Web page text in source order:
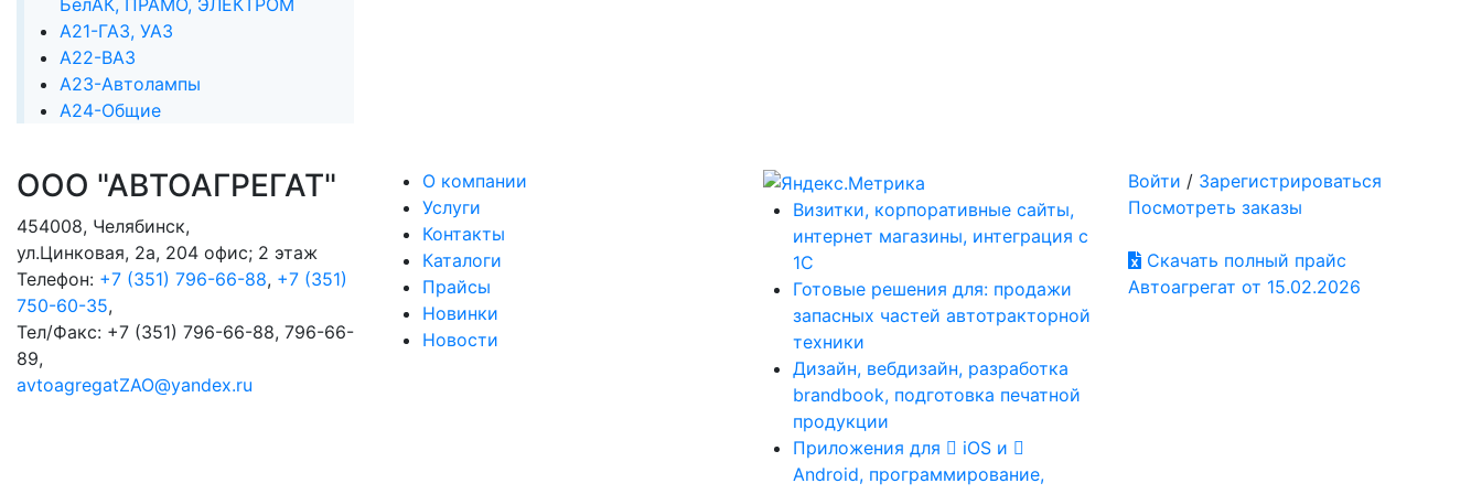
БелАК, ПРАМО, ЭЛЕКТРОМ
А21-ГАЗ, УАЗ
А22-ВАЗ
А23-Автолампы
А24-Общие
ООО "АВТОАГРЕГАТ"
454008, Челябинск,
ул.Цинковая, 2а, 204 офис; 2 этаж
Телефон: +7 (351) 796-66-88, +7 (351)
750-60-35,
Тел/Факс: +7 (351) 796-66-88, 796-66-
89,
avtoagregatZAO@yandex.ru
О компании
Услуги
Контакты
Каталоги
Прайсы
Новинки
Новости
Визитки, корпоративные сайты,
интернет магазины, интеграция с
1С
Готовые решения для: продажи
запасных частей автотракторной
техники
Дизайн, вебдизайн, разработка
brandbook, подготовка печатной
продукции
Приложения для
iOS и
Android, программирование,
Войти / Зарегистрироваться
Посмотреть заказы
Скачать полный прайс
Автоагрегат от 15.02.2026